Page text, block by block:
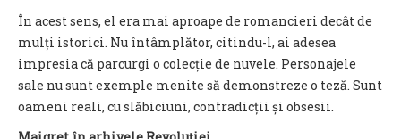
În acest sens, el era mai aproape de romancieri decât de
mulți istorici. Nu întâmplător, citindu-l, ai adesea
impresia că parcurgi o colecție de nuvele. Personajele
sale nu sunt exemple menite să demonstreze o teză. Sunt
oameni reali, cu slăbiciuni, contradicții și obsesii.